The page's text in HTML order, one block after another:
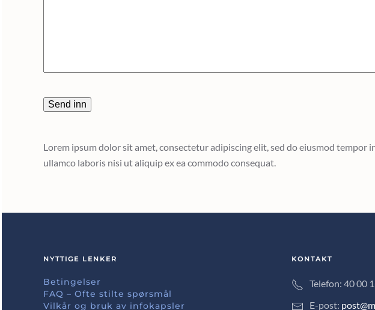
Lorem ipsum dolor sit amet, consectetur adipiscing elit, sed do eiusmod
ullamco laboris nisi ut aliquip ex ea commodo consequat.
NYTTIGE LENKER
Betingelser
FAQ – Ofte stilte spørsmål
Vilkår og bruk av infokapsler
KONTAKT
Telefon: 40 00
E-post: